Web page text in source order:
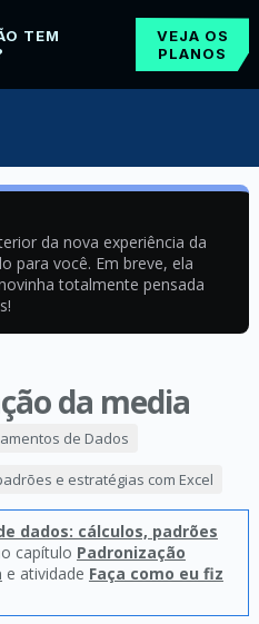
TEM
VEJA OS
PLANOS
da nova experiência da
para você. Em breve, ela
totalmente pensada
da media
de Dados
e estratégias com Excel
dados: cálculos, padrões
capítulo Padronização
e atividade Faça como eu fiz